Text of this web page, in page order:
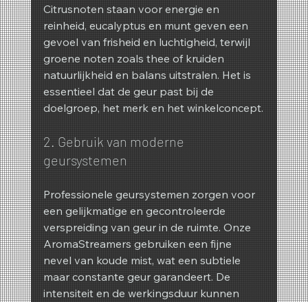
Citrusnoten staan voor energie en
reinheid, eucalyptus en munt geven een
gevoel van frisheid en luchtigheid, terwijl
groene noten zoals thee of kruiden
natuurlijkheid en balans uitstralen. Het is
essentieel dat de geur past bij de
doelgroep, het merk en het winkelconcept.
2. Gebruik van moderne
geursystemen
Professionele geursystemen zorgen voor
een gelijkmatige en gecontroleerde
verspreiding van geur in de ruimte. Onze
AromaStreamers gebruiken een fijne
nevel van koude mist, wat een subtiele
maar constante geur garandeert. De
intensiteit en de werkingsduur kunnen